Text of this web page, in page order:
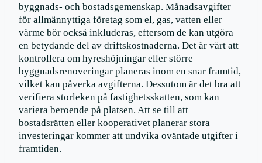
byggnads- och bostadsgemenskap. Månadsavgifter
för allmännyttiga företag som el, gas, vatten eller
värme bör också inkluderas, eftersom de kan utgöra
en betydande del av driftskostnaderna. Det är värt att
kontrollera om hyreshöjningar eller större
byggnadsrenoveringar planeras inom en snar framtid,
vilket kan påverka avgifterna. Dessutom är det bra att
verifiera storleken på fastighetsskatten, som kan
variera beroende på platsen. Att se till att
bostadsrätten eller kooperativet planerar stora
investeringar kommer att undvika oväntade utgifter i
framtiden.